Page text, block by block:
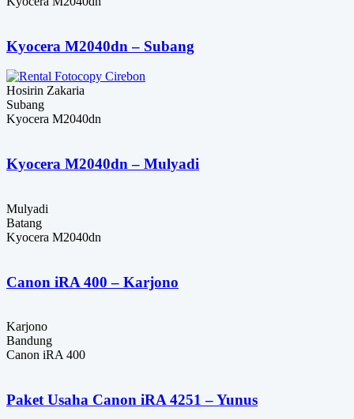
Kyocera M2040dn – Subang
Hosirin Zakaria
Subang
Kyocera M2040dn
Kyocera M2040dn – Mulyadi
Mulyadi
Batang
Kyocera M2040dn
Canon iRA 400 – Karjono
Karjono
Bandung
Canon iRA 400
Paket Usaha Canon iRA 4251 – Yunus